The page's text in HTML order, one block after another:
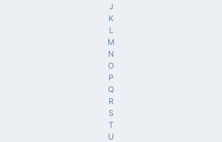
J
K
L
M
N
O
P
Q
R
S
T
U